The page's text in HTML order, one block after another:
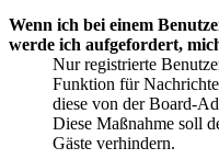
Wenn ich bei einem
werde ich aufgefordert,
Nur registrierte
Funktion für
diese von der Board-
Diese Maßnahme soll
Gäste verhindern.